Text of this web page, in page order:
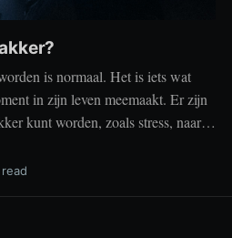
is normaal. Het is iets wat
in zijn leven meemaakt. Er zijn
kunt worden, zoals stress, naar
of medische aandoeningen die je
probleem